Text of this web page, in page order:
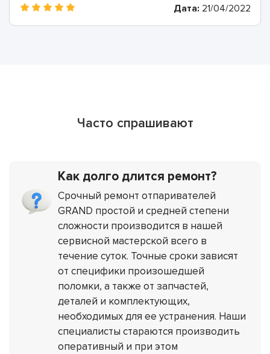
гарантию.
Дата: 21/04/2022
Часто спрашивают
Как долго длится ремонт?
Срочный ремонт отпаривателей
GRAND простой и средней степени
сложности производится в нашей
сервисной мастерской всего в
течение суток. Точные сроки зависят
от специфики произошедшей
поломки, а также от запчастей,
деталей и комплектующих,
необходимых для ее устранения. Наши
специалисты стараются производить
оперативный и при этом